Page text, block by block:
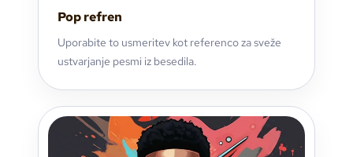
Pop refren
Uporabite to usmeritev kot referenco za sveže
ustvarjanje pesmi iz besedila.